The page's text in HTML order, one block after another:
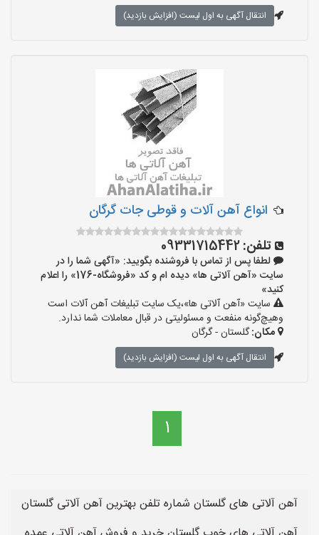
انتقال آگهی به اول لیست (افزایش بازدید)
انواع آهن آلات و قوطی جات گرگان
تلفن:09331715442
لطفا پس از تماس با فروشنده بگویید: «آگهی شما را در
سایت «آهن آلاتی ها» دیده ام و کد «فروشگاه-176» را اعلام
کنید»
سایت «آهن آلاتی ها»،یک سایت تبلیغات آهن آلات است
وهیچ‌گونه منفعت و مسئولیتی در قبال معاملات شما ندارد.
مکان:گلستان - گرگان
انتقال آگهی به اول لیست (افزایش بازدید)
1
آهن آلاتی های گلستان شماره تلفن بهترین آهن آلاتی گلستان